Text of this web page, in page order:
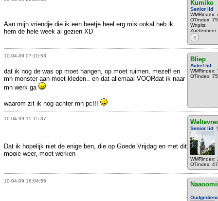
Kumiko
Senior lid
WMRindex:
OTindex: 75
Wnplts:
Zoetermeer
S
Aan mijn vriendje die ik een beetje heel erg mis ookal heb ik
hem de hele week al gezien XD
10-04-09 07:10:53 Bliep
Actief lid
WMRindex:
OTindex: 75
dat ik nog de was op moet hangen, op moet ruimen, mezelf en
mn monster aan moet kleden.. en dat allemaal VOORdat ik naar
mn werk ga
waarom zit ik nog achter mn pc!!!
10-04-09 15:15:37
Senior lid
WMRindex:
OTindex: 47
Dat ik hopelijk niet de enige ben, die op Goede Vrijdag en met dit
mooie weer, moet werken
10-04-09 16:04:55